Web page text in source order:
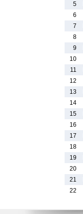
5
6
7
8
9
10
11
12
13
14
15
16
17
18
19
20
21
22